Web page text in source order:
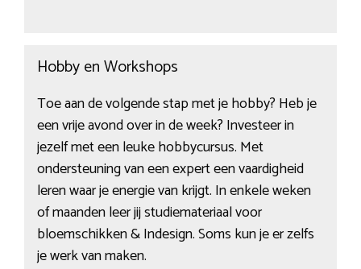
Hobby en Workshops
Toe aan de volgende stap met je hobby? Heb je
een vrije avond over in de week? Investeer in
jezelf met een leuke hobbycursus. Met
ondersteuning van een expert een vaardigheid
leren waar je energie van krijgt. In enkele weken
of maanden leer jij studiemateriaal voor
bloemschikken & Indesign. Soms kun je er zelfs
je werk van maken.